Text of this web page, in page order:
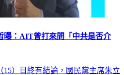
：AIT曾打來問「中共是否介
15）日終有結論，國民黨主席朱立